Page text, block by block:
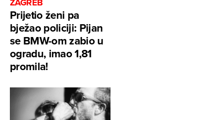
Prijetio ženi pa
bježao policiji: Pijan
se BMW-om zabio u
ogradu, imao 1,81
promila!